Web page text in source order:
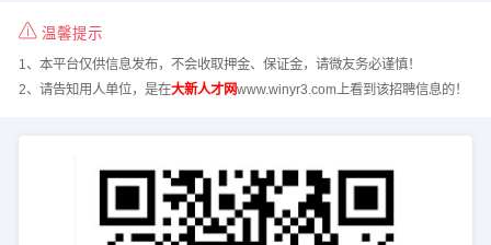
温馨提示
1、本平台仅供信息发布，不会收取押金、保证金，请微友务必谨慎！
2、请告知用人单位，是在大新人才网www.winyr3.com上看到该招聘信息的！